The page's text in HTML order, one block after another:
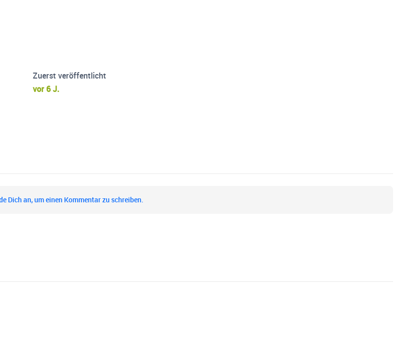
Zuerst veröffentlicht
vor 6 J.
Dich an, um einen Kommentar zu schreiben.